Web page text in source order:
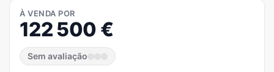
À VENDA POR
122 500 €
Sem avaliação